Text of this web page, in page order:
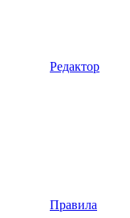
Редактор
Правила